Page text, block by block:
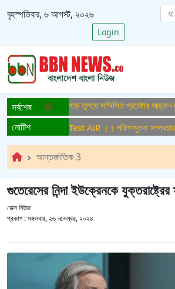
বৃহস্পতিবার, ৬ আগস্ট, ২০২৬
Login
সর্বশেষবাংলাদেশ গড়ে তুলতে সম্মিলিত প্রচেষ্টার আহ্বান
নোটিশ
সম্প্রচার ।। Test AiR ।। পরিক্ষামুলক সম্প্রচার
আন্তর্জাতিক 3
গুতেরেসের নিন্দা ইউক্রেনকে
ডেক্স নিউজ
প্রকাশ :মঙ্গলবার, ২৬ নভেম্বর, ২০২৪